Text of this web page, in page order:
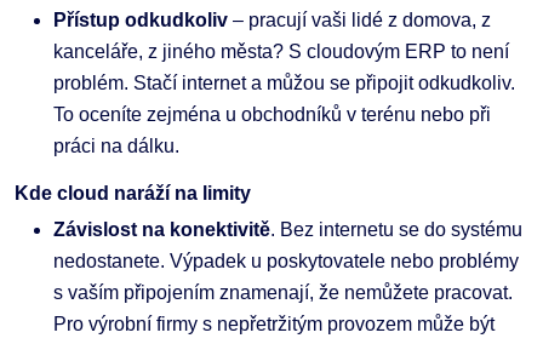
Přístup odkudkoliv – pracují vaši lidé z domova, z
kanceláře, z jiného města? S cloudovým ERP to není
problém. Stačí internet a můžou se připojit odkudkoliv.
To oceníte zejména u obchodníků v terénu nebo při
práci na dálku.
Kde cloud naráží na limity
Závislost na konektivitě. Bez internetu se do systému
nedostanete. Výpadek u poskytovatele nebo problémy
s vaším připojením znamenají, že nemůžete pracovat.
Pro výrobní firmy s nepřetržitým provozem může být